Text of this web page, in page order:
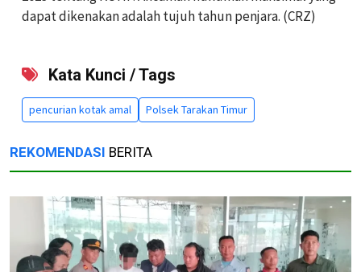
dapat dikenakan adalah tujuh tahun penjara. (CRZ)
Kata Kunci / Tags
pencurian kotak amal Polsek Tarakan Timur
REKOMENDASI BERITA